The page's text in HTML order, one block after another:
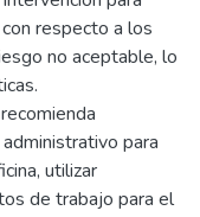
respecto a los
no aceptable, lo
para
utilizar
de trabajo para el